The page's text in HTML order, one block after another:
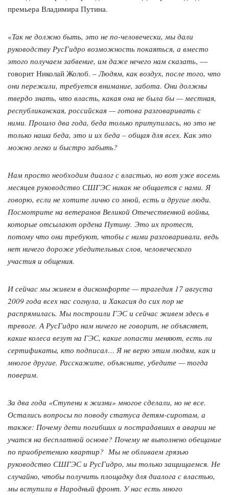
премьера Владимира Путина.
«Так не должно быть, это не по-человечески, мы дали
руководству РусГидро возможность покаяться, а вместо
этого получаем забвение, им даже нечего нам сказать, —
говорит Николай Жолоб. –Людям, как воздух, после того, что
они пережили, требуется внимание, забота. Они должны
твердо знать, что власть, какая она не была бы — местная,
республиканская, российская — готова разговаривать с
ними. Прошло два года, беда только притупилась, но это не
только наша беда, это и их беда – общая для всех. Как это
можно легко и быстро забыть?
Нам просто необходим диалог с властью, но вот уже восемь
месяцев руководство СШГЭС никак не общается с нами. Я
говорю, если не хотите лично со мной, есть и другие люди.
Посмотрите на ветеранов Великой Отечественной войны,
которые отсылают ордена Путину. Это их протест,
потому что они требуют, чтобы с ними разговаривали, ведь
нет ничего дороже убедительных слов, человеческого
участия и общения.
И сейчас мы живем в дискомфорте — трагедия 17 августа
2009 года всех нас согнула, и Хакасия до сих пор не
распрямилась. Мы построили ГЭС и сейчас живем здесь в
тревоге. А РусГидро нам ничего не говорит, не объясняет,
какие колеса везут на ГЭС, какие лопасти меняют, есть ли
сертификаты, кто подписал… Я не верю этим людям, как и
многое другие. Расскажите, объясните, убедите — тогда
поверим.
За два года «Ступени к жизни» многое сделали, но не все.
Остались вопросы по поводу статуса детям-сиротам, а
также: Почему дети погибших и пострадавших в аварии не
учатся на бесплатной основе? Почему не выполнено обещание
по приобретению квартир? Мы не обливаем грязью
руководство СШГЭС и РусГидро, мы только защищаемся. Не
случайно, чтобы получить площадку для диалога с властью,
мы вступили в Народный фронт. У нас есть много